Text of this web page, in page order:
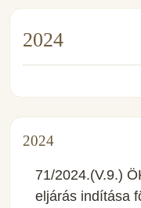
2024
2024
71/2024.(V.9.)
eljárás indítása